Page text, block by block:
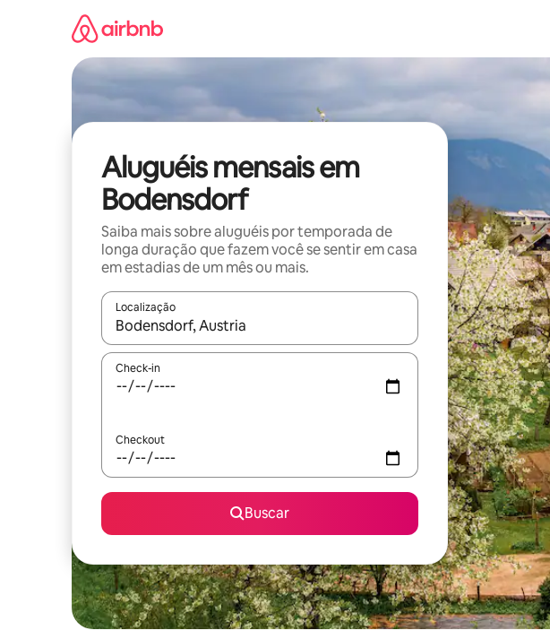
Aluguéis mensais em
Bodensdorf
Saiba mais sobre aluguéis por temporada de
longa duração que fazem você se sentir em casa
em estadias de um mês ou mais.
Localização
Quando os resultados estiverem disponíveis, explore-os usando as seta
Check-in
Checkout
Buscar